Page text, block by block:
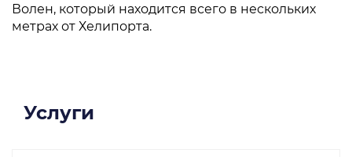
Волен, который находится всего в нескольких
метрах от Хелипорта.
Услуги